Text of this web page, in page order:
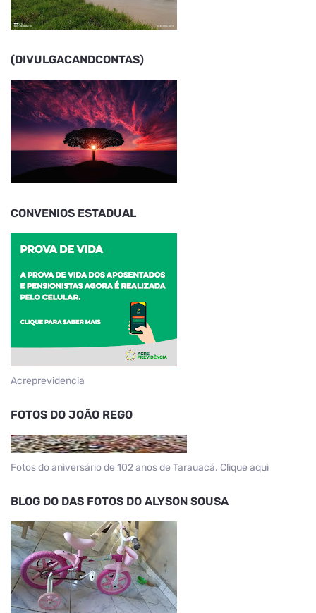
(DIVULGACANDCONTAS)
CONVENIOS ESTADUAL
Acreprevidencia
FOTOS DO JOÃO REGO
Fotos do aniversário de 102 anos de Tarauacá. Clique aqui
BLOG DO DAS FOTOS DO ALYSON SOUSA